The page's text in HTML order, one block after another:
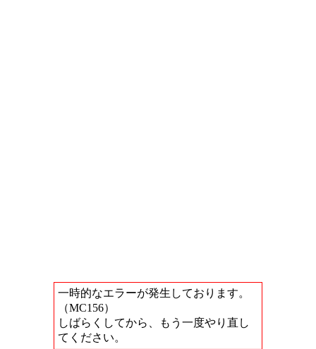
一時的なエラーが発生しております。
（MC156）
しばらくしてから、もう一度やり直し
てください。